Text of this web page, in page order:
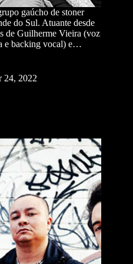
gaúcho de stoner
do Sul. Atuante desde
de Guilherme Vieira (voz
e backing vocal) e…
24, 2022